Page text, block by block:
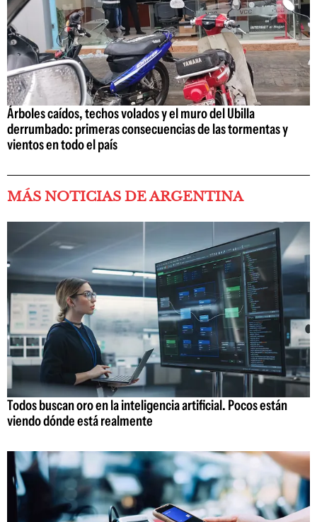
Árboles caídos, techos volados y el muro del Ubilla
derrumbado: primeras consecuencias de las tormentas y
vientos en todo el país
MÁS NOTICIAS DE ARGENTINA
Todos buscan oro en la inteligencia artificial. Pocos están
viendo dónde está realmente